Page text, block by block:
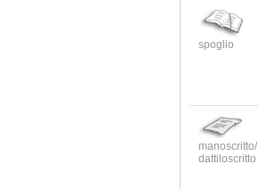
spoglio
manoscritto/
dattiloscritto